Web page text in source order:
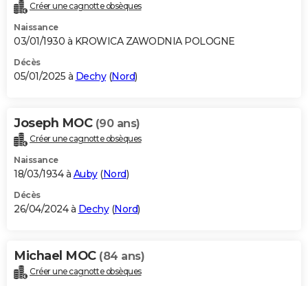
Destinations
City break
Voyage nature
Voyage de noces
Forum
Climat
+PHOTO
GUIDES D'ACHAT
BONS PLANS
Carte de Noël
Carte Bonne année
Carte Saint-Valentin
Carte Pâques
Carte d'anniversaire
DICTIONNAIRE
Dictionnaire
Biographies
Citations
Expressions
Proverbes
PROGRAMME TV
S'inscrire
Se connecter
Lycées
Collèges
Primaires
Universités
Entreprises
Service militaire
Avis de recherche
AVIS DE DÉCÈS
Bricolage
Lifestyle
Culture
Sport
Auto
Television
Voyage
Cinema
Créer une cagnotte obsèques
Naissance
03/01/1930 à KROWICA ZAWODNIA POLOGNE
Décès
05/01/2025 à Dechy(Nord)
Joseph MOC (90 ans)
Créer une cagnotte obsèques
Naissance
18/03/1934 à Auby(Nord)
Décès
26/04/2024 à Dechy(Nord)
Michael MOC (84 ans)
Créer une cagnotte obsèques